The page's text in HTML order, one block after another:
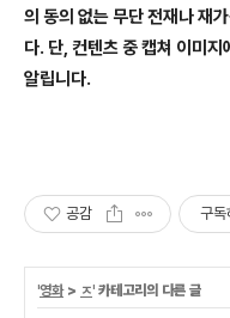
의 동의 없는 무단 전재나 재
다. 단, 컨텐츠 중 캡쳐 이미
알립니다.
공감 구독
'영화> ㅈ' 카테고리의 다른 글